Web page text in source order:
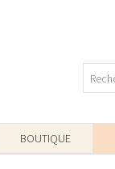
BOUTIQUE